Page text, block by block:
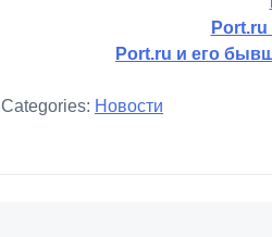
Port.ru и его
Categories: Новости